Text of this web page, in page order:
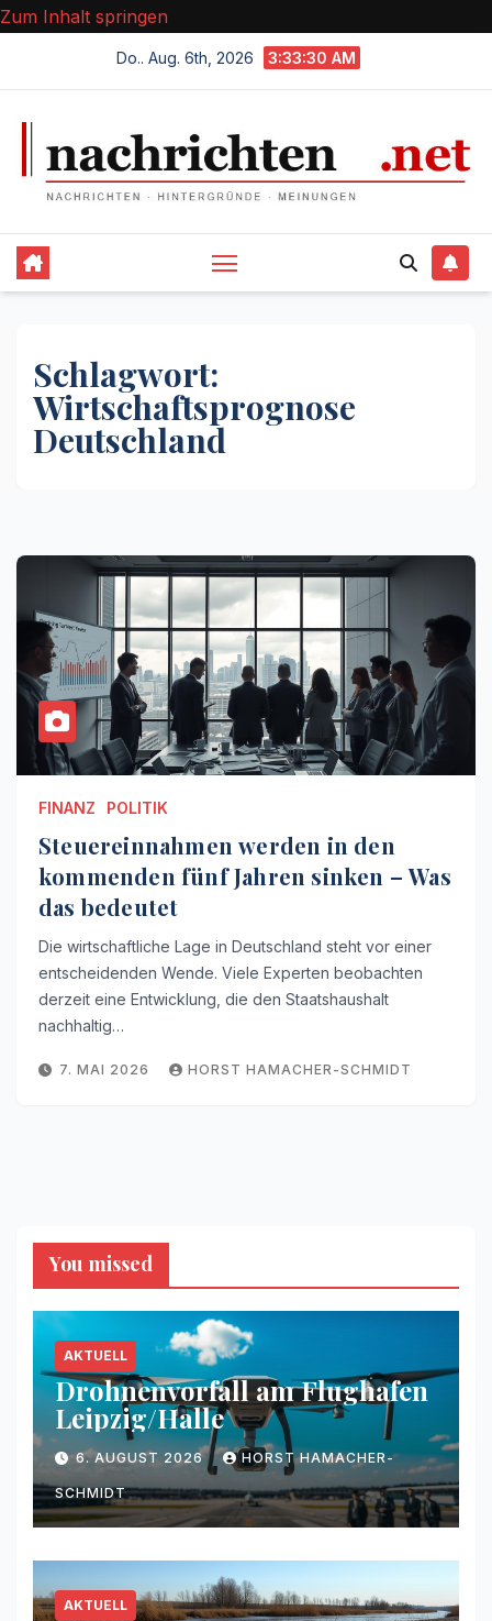
Zum Inhalt springen
Do.. Aug. 6th, 2026 3:33:31 AM
Schlagwort:
Wirtschaftsprognose
Deutschland
FINANZ POLITIK
Steuereinnahmen werden in den
kommenden fünf Jahren sinken – Was
das bedeutet
Die wirtschaftliche Lage in Deutschland steht vor einer
entscheidenden Wende. Viele Experten beobachten
derzeit eine Entwicklung, die den Staatshaushalt
nachhaltig…
7. MAI 2026 HORST HAMACHER-SCHMIDT
You missed
AKTUELL
Drohnenvorfall am Flughafen
Leipzig/Halle
6. AUGUST 2026 HORST HAMACHER-
SCHMIDT
AKTUELL